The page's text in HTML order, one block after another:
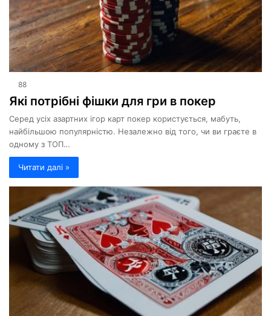
88
Які потрібні фішки для гри в покер
Серед усіх азартних ігор карт покер користується, мабуть,
найбільшою популярністю. Незалежно від того, чи ви граєте в
одному з ТОП…
Читати далі »